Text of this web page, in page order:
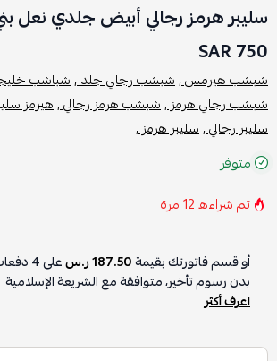
سليبر هرمز رجالي أبيض جلدي نعل
750 SAR
شبشب هيرمس ,شبشب رجالي جلد ,شباشب
شبشب رجالي هرمز ,شبشب هرمز رجالي ,هيرمز
سليبر رجالي ,سليبر هرمز ,
متوفر
تم شراءه12مرة
أو قسم فاتورتك بقيمة187.50 ر.س على4
بدون رسوم تأخير، متوافقة مع الشريعة الإسلامية
اعرف أكثر